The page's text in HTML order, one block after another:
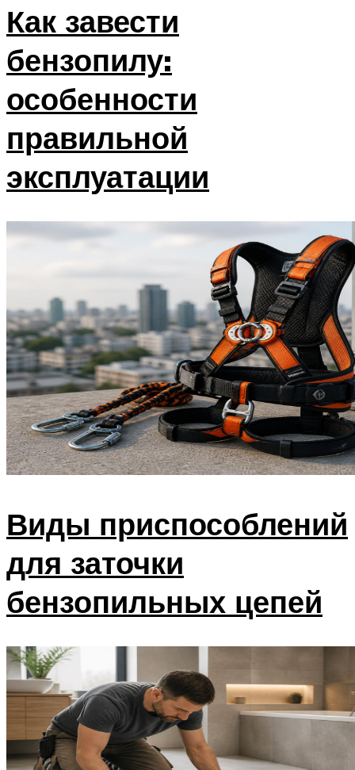
Как завести
бензопилу:
особенности
правильной
эксплуатации
Виды приспособлений
для заточки
бензопильных цепей